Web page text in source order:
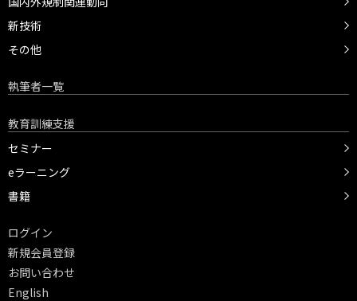
新技術
その他
執筆者一覧
教育訓練支援
セミナー
eラーニング
書籍
ログイン
新規会員登録
お問い合わせ
English